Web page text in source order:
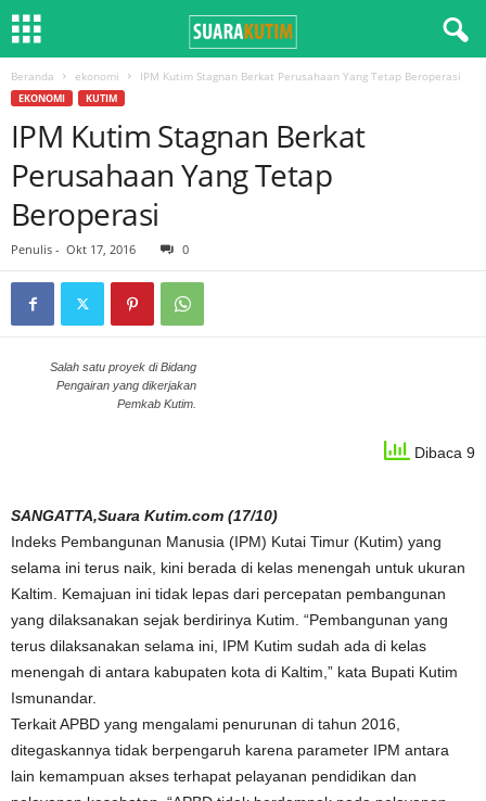
Beranda ekonomi IPM Kutim Stagnan Berkat Perusahaan Yang Tetap Beroperasi
EKONOMI KUTIM
IPM Kutim Stagnan Berkat
Perusahaan Yang Tetap
Beroperasi
Penulis - Okt 17, 2016 0
Salah satu proyek di Bidang
Pengairan yang dikerjakan
Pemkab Kutim.
Dibaca 9
SANGATTA,Suara Kutim.com (17/10)
Indeks Pembangunan Manusia (IPM) Kutai Timur (Kutim) yang
selama ini terus naik, kini berada di kelas menengah untuk ukuran
Kaltim. Kemajuan ini tidak lepas dari percepatan pembangunan
yang dilaksanakan sejak berdirinya Kutim. “Pembangunan yang
terus dilaksanakan selama ini, IPM Kutim sudah ada di kelas
menengah di antara kabupaten kota di Kaltim,” kata Bupati Kutim
Ismunandar.
Terkait APBD yang mengalami penurunan di tahun 2016,
ditegaskannya tidak berpengaruh karena parameter IPM antara
lain kemampuan akses terhapat pelayanan pendidikan dan